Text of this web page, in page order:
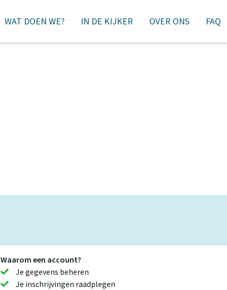
DONEREN NIEUWSBRIEF AANMELDEN
WAT DOEN WE? IN DE KIJKER OVER ONS FAQ
Waarom een account?
Je gegevens beheren
Je inschrijvingen raadplegen